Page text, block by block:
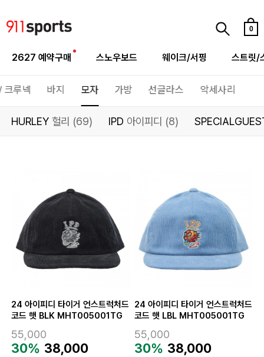
0
2627 예약구매 스노우보드 웨이크/서핑 스트릿/
크루넥 바지 모자 가방 선글라스 악세사리
HURLEY 헐리 (69) IPD 아이피디 (8)
24 아이피디 타이거 언스트럭처드
코드 햇 BLK MHT005001TG
55,000
30% 38,000
24 아이피디 타이거 언스트럭처드
코드 햇 LBL MHT005001TG
55,000
30% 38,000